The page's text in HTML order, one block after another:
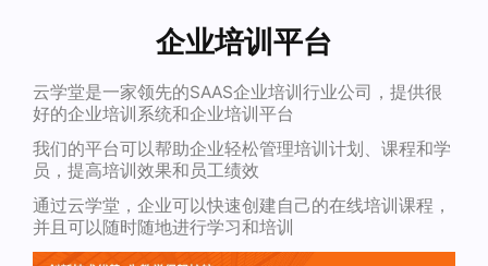
企业培训平台
云学堂是一家领先的SAAS企业培训行业公司，提供很
好的企业培训系统和企业培训平台
我们的平台可以帮助企业轻松管理培训计划、课程和学
员，提高培训效果和员工绩效
通过云学堂，企业可以快速创建自己的在线培训课程，
并且可以随时随地进行学习和培训